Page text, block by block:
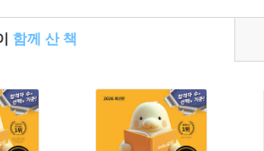
함께 산 책